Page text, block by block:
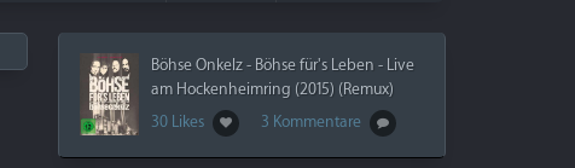
Böhse Onkelz - Böhse für's Leben - Live
am Hockenheimring (2015) (Remux)
30 Likes
3 Kommentare